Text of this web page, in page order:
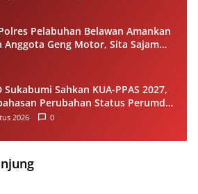
Pelabuhan Belawan Amankan
Anggota Geng Motor, Sita Sajam
Sukabumi Sahkan KUA-PPAS 2027,
Perubahan Status Perumda
Berlanjut
2026 0